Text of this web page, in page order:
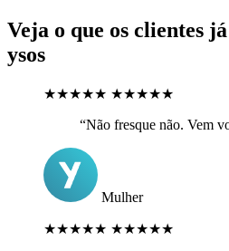
Veja o que os clientes
ysos
★★★★★ ★★★★★
“Não fresque não. Vem
Mulher
★★★★★ ★★★★★